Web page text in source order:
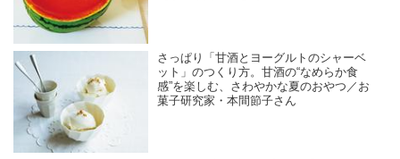
さっぱり「甘酒とヨーグルトのシャーベ
ット」のつくり方。甘酒の“なめらか食
感”を楽しむ、さわやかな夏のおやつ／お
菓子研究家・本間節子さん